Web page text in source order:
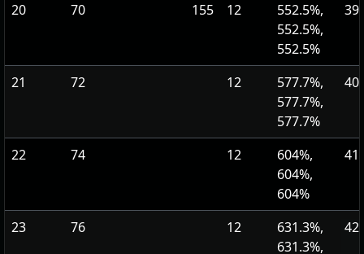
20 70 155 12
552.5%,
552.5%,
552.5%
39
21 72 12
577.7%,
577.7%,
577.7%
40
22 74 12
604%,
604%,
604%
41
23 76 12
631.3%,
631.3%,
42